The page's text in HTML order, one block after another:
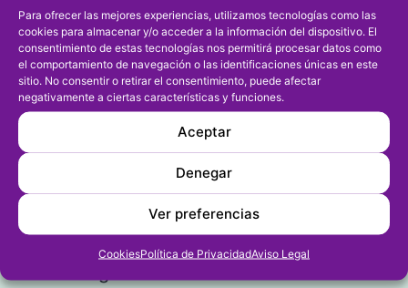
Para ofrecer las mejores experiencias, utilizamos tecnologías como las
cookies para almacenar y/o acceder a la información del dispositivo. El
consentimiento de estas tecnologías nos permitirá procesar datos como
el comportamiento de navegación o las identificaciones únicas en este
sitio. No consentir o retirar el consentimiento, puede afectar
negativamente a ciertas características y funciones.
Aceptar
Denegar
Ver preferencias
CookiesPolítica de PrivacidadAviso Legal
Navegación
de
entradas
El Dénia de Nacional quiere
reencontrarse con el triunfo ante el